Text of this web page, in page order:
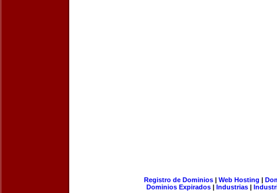
Registro de Dominios| Web Hosting |
Dominios Expirados | Industrias |